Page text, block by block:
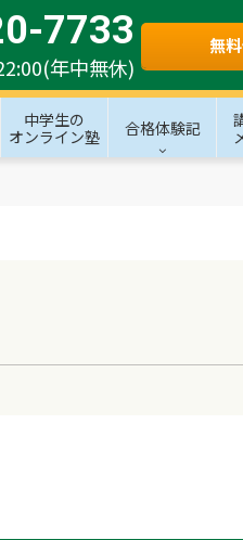
7733
年中無休)
無
中学生の
オンライン塾
合格体験記